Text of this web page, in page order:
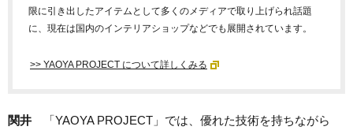
限に引き出したアイテムとして多くのメディアで取り上げられ話題
に、現在は国内のインテリアショップなどでも展開されています。
>> YAOYA PROJECT について詳しくみる
関井 「YAOYA PROJECT」では、優れた技術を持ちながら